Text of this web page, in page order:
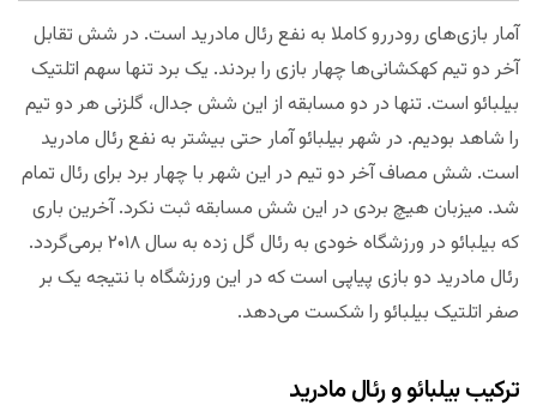
آمار بازی‌های رودررو کاملا به نفع رئال مادرید است. در شش تقابل
آخر دو تیم کهکشانی‌ها چهار بازی را بردند. یک برد تنها سهم اتلتیک
بیلبائو است. تنها در دو مسابقه از این شش جدال، گلزنی هر دو تیم
را شاهد بودیم. در شهر بیلبائو آمار حتی بیشتر به نفع رئال مادرید
است. شش مصاف آخر دو تیم در این شهر با چهار برد برای رئال تمام
شد. میزبان هیچ بردی در این شش مسابقه ثبت نکرد. آخرین باری
که بیلبائو در ورزشگاه خودی به رئال گل زده به سال ۲۰۱۸ برمی‌گردد.
رئال مادرید دو بازی پیاپی است که در این ورزشگاه با نتیجه یک بر
صفر اتلتیک بیلبائو را شکست می‌دهد.
ترکیببیلبائو و رئال مادرید